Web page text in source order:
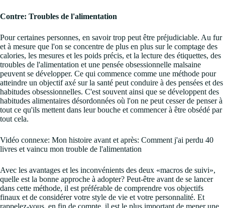
Contre: Troubles de l'alimentation
Pour certaines personnes, en savoir trop peut être préjudiciable. Au fur
et à mesure que l'on se concentre de plus en plus sur le comptage des
calories, les mesures et les poids précis, et la lecture des étiquettes, des
troubles de l'alimentation et une pensée obsessionnelle malsaine
peuvent se développer. Ce qui commence comme une méthode pour
atteindre un objectif axé sur la santé peut conduire à des pensées et des
habitudes obsessionnelles. C'est souvent ainsi que se développent des
habitudes alimentaires désordonnées où l'on ne peut cesser de penser à
tout ce qu'ils mettent dans leur bouche et commencer à être obsédé par
tout cela.
Vidéo connexe: Mon histoire avant et après: Comment j'ai perdu 40
livres et vaincu mon trouble de l'alimentation
Avec les avantages et les inconvénients des deux «macros de suivi»,
quelle est la bonne approche à adopter? Peut-être avant de se lancer
dans cette méthode, il est préférable de comprendre vos objectifs
finaux et de considérer votre style de vie et votre personnalité. Et
rappelez-vous, en fin de compte, il est le plus important de mener une